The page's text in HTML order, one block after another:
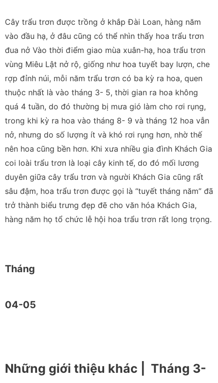
Cây trẩu trơn được trồng ở khắp Đài Loan, hàng năm
vào đầu hạ, ở đâu cũng có thể nhìn thấy hoa trẩu trơn
đua nở Vào thời điểm giao mùa xuân-hạ, hoa trẩu trơn
vùng Miêu Lật nở rộ, giống như hoa tuyết bay lượn, che
rợp đỉnh núi, mỗi năm trẩu trơn có ba kỳ ra hoa, quen
thuộc nhất là vào tháng 3- 5, thời gian ra hoa không
quá 4 tuần, do đó thường bị mưa gió làm cho rơi rụng,
trong khi kỳ ra hoa vào tháng 8- 9 và tháng 12 hoa vẫn
nở, nhưng do số lượng ít và khó rơi rụng hơn, nhờ thế
nên hoa cũng bền hơn. Khi xưa nhiều gia đình Khách Gia
coi loài trẩu trơn là loại cây kinh tế, do đó mối lương
duyên giữa cây trẩu trơn và người Khách Gia cũng rất
sâu đậm, hoa trẩu trơn được gọi là “tuyết tháng năm” đã
trở thành biểu trưng đẹp đẽ cho văn hóa Khách Gia,
hàng năm họ tổ chức lễ hội hoa trẩu trơn rất long trọng.
Tháng
04-05
Những giới thiệu khác |
Tháng 3-